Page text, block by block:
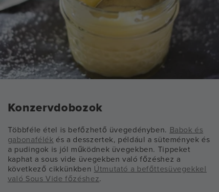
Konzervdobozok
Többféle étel is befőzhető üvegedényben. Babok és
gabonafélék és a desszertek, például a sütemények és
a pudingok is jól működnek üvegekben. Tippeket
kaphat a sous vide üvegekben való főzéshez a
következő cikkünkben Útmutató a befőttesüvegekkel
való Sous Vide főzéshez.